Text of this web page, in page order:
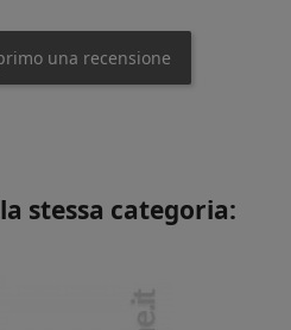
una recensione
stessa categoria: